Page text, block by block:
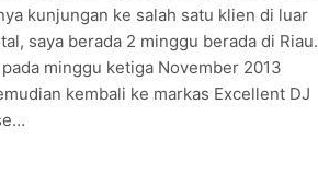
kunjungan ke salah satu klien di luar
saya berada 2 minggu berada di Riau.
minggu ketiga November 2013
kembali ke markas Excellent DJ